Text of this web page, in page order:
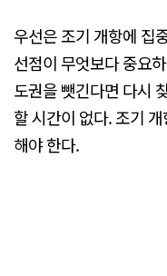
우선은 조기 개항에 집
선점이 무엇보다 중요
도권을 뺏긴다면 다시
할 시간이 없다. 조기
해야 한다.